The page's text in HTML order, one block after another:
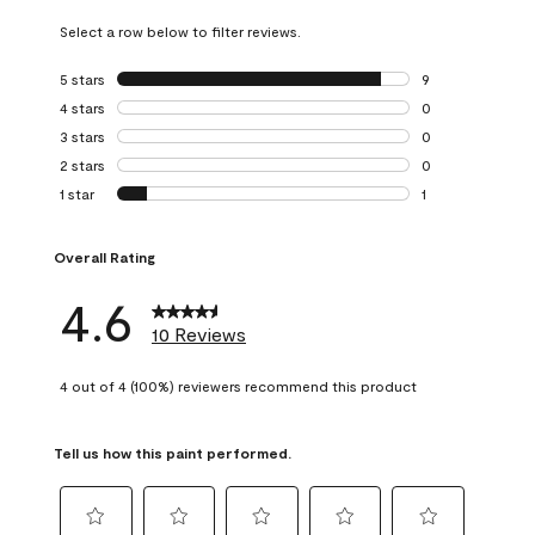
Select a row below to filter reviews.
5 stars stars
9
9 reviews with 5
4 stars stars
0
0 reviews with 4
3 stars stars
0
0 reviews with 3
2 stars stars
0
0 reviews with 2
1 star stars
1
Overall Rating
4.6 10 Reviews
4 out of 4 (100%) reviewers recommend this product
Tell us how this paint performed.